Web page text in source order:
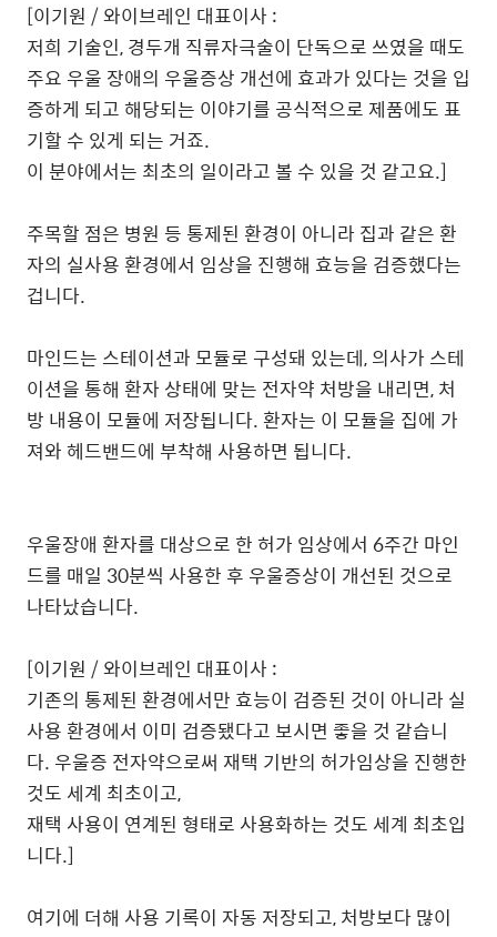
[이기원 / 와이브레인 대표이사 :
저희 기술인, 경두개 직류자극술이 단독으로 쓰였을 때도
주요 우울 장애의 우울증상 개선에 효과가 있다는 것을 입
증하게 되고 해당되는 이야기를 공식적으로 제품에도 표
기할 수 있게 되는 거죠.
이 분야에서는 최초의 일이라고 볼 수 있을 것 같고요.]
주목할 점은 병원 등 통제된 환경이 아니라 집과 같은 환
자의 실사용 환경에서 임상을 진행해 효능을 검증했다는
겁니다.
마인드는 스테이션과 모듈로 구성돼 있는데, 의사가 스테
이션을 통해 환자 상태에 맞는 전자약 처방을 내리면, 처
방 내용이 모듈에 저장됩니다. 환자는 이 모듈을 집에 가
져와 헤드밴드에 부착해 사용하면 됩니다.
우울장애 환자를 대상으로 한 허가 임상에서 6주간 마인
드를 매일 30분씩 사용한 후 우울증상이 개선된 것으로
나타났습니다.
[이기원 / 와이브레인 대표이사 :
기존의 통제된 환경에서만 효능이 검증된 것이 아니라 실
사용 환경에서 이미 검증됐다고 보시면 좋을 것 같습니
다. 우울증 전자약으로써 재택 기반의 허가임상을 진행한
것도 세계 최초이고,
재택 사용이 연계된 형태로 사용화하는 것도 세계 최초입
니다.]
여기에 더해 사용 기록이 자동 저장되고, 처방보다 많이